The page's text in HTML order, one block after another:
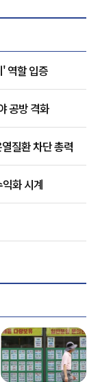
역할 입증
공방 격화
질환 차단 총력
화 시계